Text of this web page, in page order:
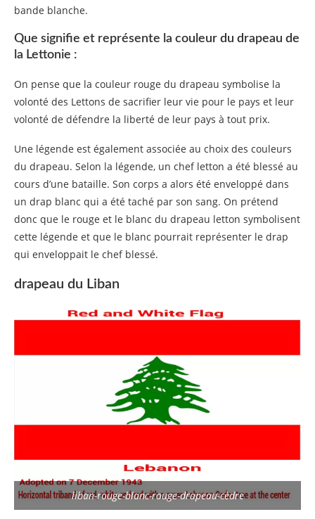
bande blanche.
Que signifie et représente la couleur du drapeau de
la Lettonie :
On pense que la couleur rouge du drapeau symbolise la
volonté des Lettons de sacrifier leur vie pour le pays et leur
volonté de défendre la liberté de leur pays à tout prix.
Une légende est également associée au choix des couleurs
du drapeau. Selon la légende, un chef letton a été blessé au
cours d’une bataille. Son corps a alors été enveloppé dans
un drap blanc qui a été taché par son sang. On prétend
donc que le rouge et le blanc du drapeau letton symbolisent
cette légende et que le blanc pourrait représenter le drap
qui enveloppait le chef blessé.
drapeau du Liban
liban-rouge-blanc-rouge-drapeau-cèdre